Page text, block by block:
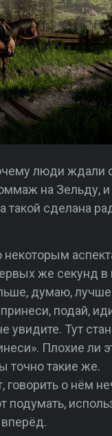
люди ждали
на Зельду,
такой сделана
же секунд
думаю, лучше
подай,
увидите. Тут
Плохие
точно такие же.
говорить о нём